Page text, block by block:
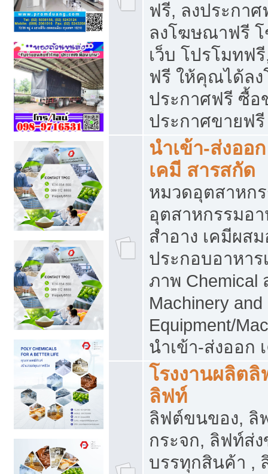
ฟรี, ลงประกา
ลงโฆษณาฟรี
เว็บ โปรโมทฟ
ฟรี ให้คุณได้ล
ประกาศฟรี ซื้อ
ประกาศขายฟรี
นำเข้า-ส่งออ
เคมี สารสกัด
หมวดอุตสาหก
อุตสาหกรรมอา
สำอาง เคมีผส
ประกอบอาหาร
ภาพ Chemical
Machinery
Equipment/
นำเข้า-ส่งออก
โรงงานผลิต
ลิฟท์
ลิฟต์ขนของ, ลิ
กระจก, ลิฟท์ส่
บรรทุกสินค้า ,